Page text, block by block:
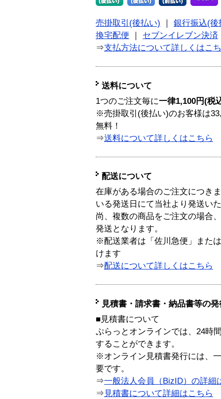
売掛取引(後払い)
銀行振込(後
換宅配便
セブンイレブン決済
⇒支払方法について詳しくはこ
送料について
1つのご注文毎に一律1,100円(税
※売掛取引(後払い)のお客様は
無料！
⇒送料について詳しくはこちら
配送について
在庫がある場合のご注文につき
いる発送日にて当社より発送い
尚、複数の商品をご注文の場合
発送となります。
※配送業者は「佐川急便」また
けます
⇒配送について詳しくはこちら
見積書・請求書・納品書等の
■見積書について
ぷらっとオンラインでは、24時
することができます。
※オンライン見積書発行には、
要です。
⇒一般法人会員（BizID）の詳細
⇒ 見積書について詳細はこちら